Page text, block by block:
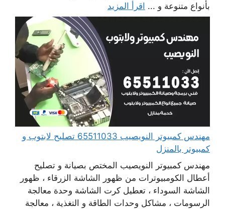
بأنواع متنوعة و ... اقرأ المزيد
مهندس كمبيوتر النويصيب 65511033 تصليح لابتوب و
كمبيوتر بالمنزل
مهندس كمبيوتر النويصيب المختص بصيانة و تصليح
أعطال الكومبيوترات من ظهور الشاشة الزرقاء ، ظهور
الشاشة السوداء ، تعطيل كرت الشاشة وحدة معالجة
الرسومات ، مشاكل وحدات الطاقة و التغذية ، معالجة